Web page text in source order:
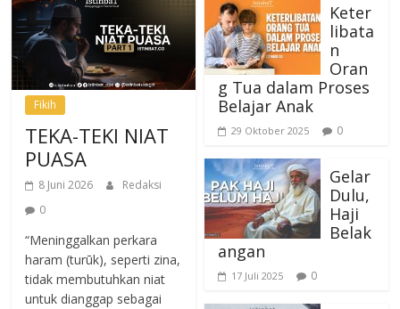
Fikih
TEKA-TEKI NIAT
PUASA
8 Juni 2026
Redaksi
0
“Meninggalkan perkara
haram (turūk), seperti zina,
tidak membutuhkan niat
untuk dianggap sebagai
Keter
libata
n
Oran
g Tua dalam Proses
Belajar Anak
29 Oktober 2025 0
Gelar
Dulu,
Haji
Belak
angan
17 Juli 2025 0